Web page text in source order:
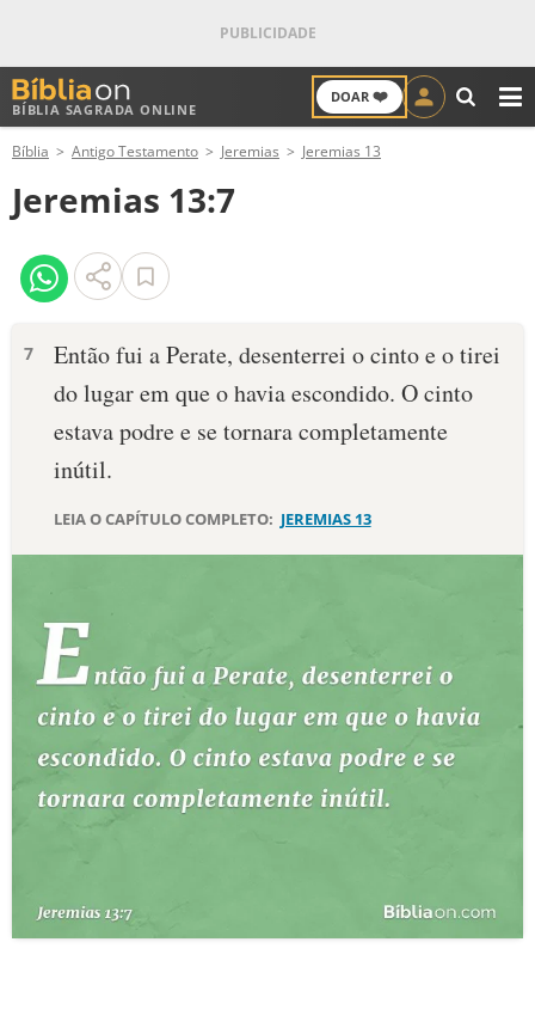
BÍBLIA SAGRADA ONLINE
DOAR ❤️
ANTIGO TESTAMENTO
NOVO TESTAMENTO
VERSÍCULOS
PALAVRA DO DIA
SALMO DO DIA
DEVOCIONAL DIÁRIO
ESTUDOS BÍBLICOS
ESBOÇOS DE PREGAÇÃO
TEMAS
PERGUNTE À BÍBLIA
QUEM SOMOS
Bíblia Antigo Testamento Jeremias Jeremias 13
Jeremias 13:7
7
Então fui a Perate, desenterrei o cinto e o tirei
do lugar em que o havia escondido. O cinto
estava podre e se tornara completamente
inútil.
LEIA O CAPÍTULO COMPLETO: JEREMIAS 13